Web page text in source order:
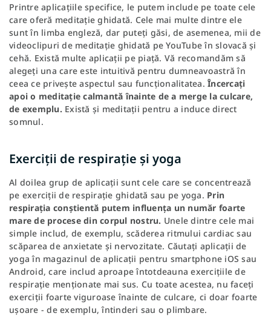
Printre aplicațiile specifice, le putem include pe toate cele
care oferă meditație ghidată. Cele mai multe dintre ele
sunt în limba engleză, dar puteți găsi, de asemenea, mii de
videoclipuri de meditație ghidată pe YouTube în slovacă și
cehă. Există multe aplicații pe piață. Vă recomandăm să
alegeți una care este intuitivă pentru dumneavoastră în
ceea ce privește aspectul sau funcționalitatea. Încercați
apoi o meditație calmantă înainte de a merge la culcare,
de exemplu. Există și meditații pentru a induce direct
somnul.
Exerciții de respirație și yoga
Al doilea grup de aplicații sunt cele care se concentrează
pe exerciții de respirație ghidată sau pe yoga. Prin
respirația conștientă putem influența un număr foarte
mare de procese din corpul nostru. Unele dintre cele mai
simple includ, de exemplu, scăderea ritmului cardiac sau
scăparea de anxietate și nervozitate. Căutați aplicații de
yoga în magazinul de aplicații pentru smartphone iOS sau
Android, care includ aproape întotdeauna exercițiile de
respirație menționate mai sus. Cu toate acestea, nu faceți
exerciții foarte viguroase înainte de culcare, ci doar foarte
ușoare - de exemplu, întinderi sau o plimbare.